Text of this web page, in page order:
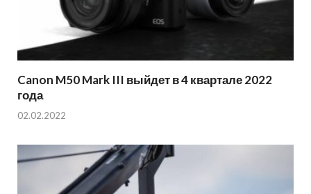
Canon M50 Mark III выйдет в 4 квартале 2022
года
02.02.2022